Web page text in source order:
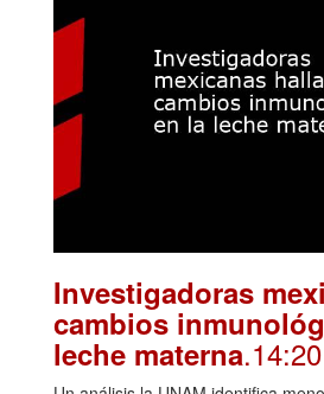
Investigadoras
cambios
leche materna.14:20